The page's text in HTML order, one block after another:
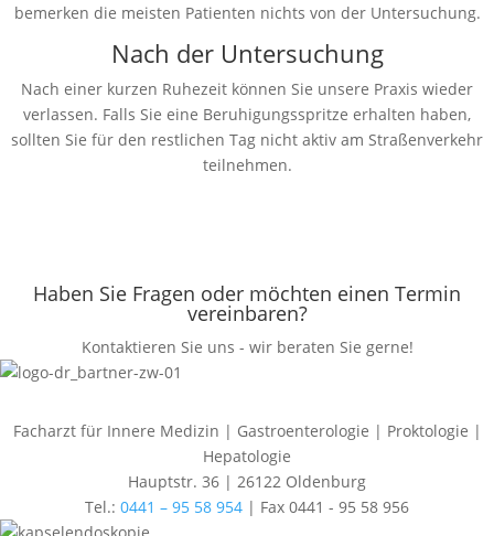
bemerken die meisten Patienten nichts von der Untersuchung.
Nach der Untersuchung
Nach einer kurzen Ruhezeit können Sie unsere Praxis wieder
verlassen. Falls Sie eine Beruhigungsspritze erhalten haben,
sollten Sie für den restlichen Tag nicht aktiv am Straßenverkehr
teilnehmen.
Haben Sie Fragen oder möchten einen Termin
vereinbaren?
Kontaktieren Sie uns - wir beraten Sie gerne!
Facharzt für Innere Medizin | Gastroenterologie | Proktologie |
Hepatologie
Hauptstr. 36 | 26122 Oldenburg
Tel.: 0441 – 95 58 954 | Fax 0441 - 95 58 956